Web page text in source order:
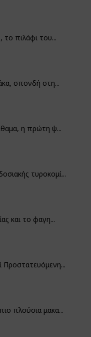
το πιλάφι του...
σπονδή στη...
η πρώτη ψ...
τυροκομί...
και το φαγη...
Προστατευόμενη...
πλούσια μακα...